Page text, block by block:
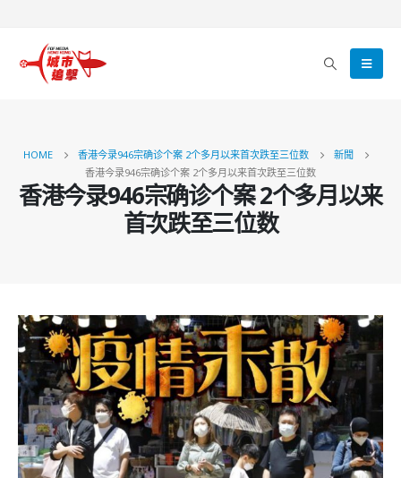
HOME 香港今录946宗确诊个案 2个多月以来首次跌至三位数
新聞
香港今录946宗确诊个案 2个多月以来首次跌至三位数
香港今录946宗确诊个案 2个多月以来
首次跌至三位数